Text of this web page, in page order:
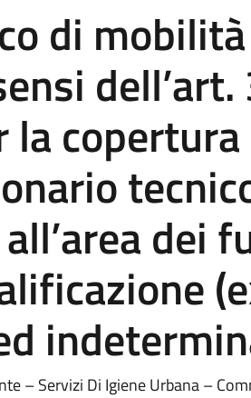
di mobilità
dell’art.
copertura
dei
– Servizi Di Igiene Urbana –